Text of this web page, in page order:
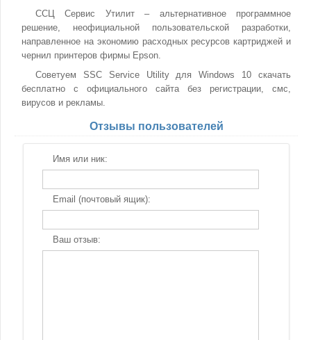
ССЦ Сервис Утилит – альтернативное программное
решение, неофициальной пользовательской разработки,
направленное на экономию расходных ресурсов картриджей и
чернил принтеров фирмы Epson.
Советуем SSC Service Utility для Windows 10 скачать
бесплатно с официального сайта без регистрации, смс,
вирусов и рекламы.
Отзывы пользователей
Имя или ник:
Email (почтовый ящик):
Ваш отзыв: